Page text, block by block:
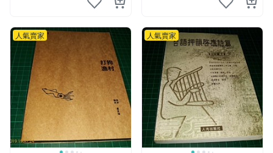
人氣賣家 人氣賣家